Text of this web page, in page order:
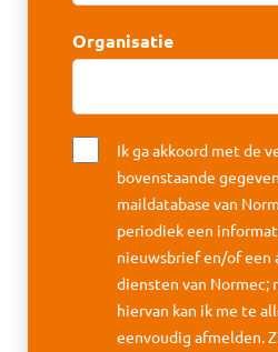
Organisatie
Ik ga akkoord met de
bovenstaande
maildatabase van
periodiek een
nieuwsbrief en/of een
diensten van Normec;
hiervan kan ik me te
eenvoudig afmelden.